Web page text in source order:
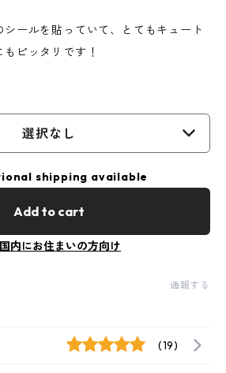
シールを貼っていて、とてもキュート
ピッタリです！
選択なし
shipping available
Add to cart
内にお住まいの方向け
通報する
(19)